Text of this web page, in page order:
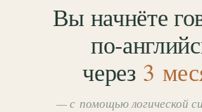
Вы начнёте
через 3
— с помощью логической